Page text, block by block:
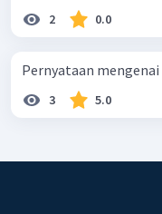
2 0.0
Pernyataan mengenai
3 5.0